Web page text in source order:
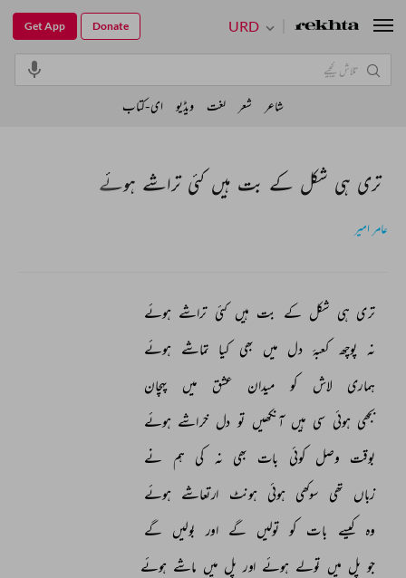
تری ہی شکل کے بت ہیں کئی تراشے ہوئے
عامر امیر
تری ہی شکل کے بت ہیں کئی تراشے ہوئے
نہ پوچھ کعبۂ دل میں بھی کیا تماشے ہوئے
ہماری
لاش کو میدان عشق میں
پہچان
بجھی ہوئی سی ہیں آنکھیں تو دل خراشے ہوئے
بوقت وصل کوئی بات بھی نہ کی ہم
نے
زباں تھی سوکھی ہوئی ہونٹ ارتعاشے ہوئے
وہ کیسے بات کو تولیں گے اور بولیں گے
جو پل میں تولے ہوئے اور پل میں ماشے ہوئے
URD
Get App Donate
شاعر شعر لغت ویڈیو ای-کتاب